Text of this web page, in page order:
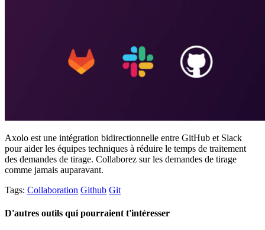
Axolo est une intégration bidirectionnelle entre GitHub et Slack
pour aider les équipes techniques à réduire le temps de traitement
des demandes de tirage. Collaborez sur les demandes de tirage
comme jamais auparavant.
Tags: Collaboration Github Git
D'autres outils qui pourraient t'intéresser